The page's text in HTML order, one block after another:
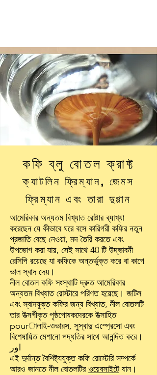
কফি ব্লু বোতল ক্রাফ্ট
ক্যাটলিন ফ্রিম্যান, জেমস
ফ্রিম্যান এবং তারা দুগ্গান
আমেরিকার অন্যতম বিখ্যাত রোষ্টার ব্যাখ্যা
করেছেন যে কীভাবে ঘরে বসে কারিগরী কফির নতুন
প্রজাতি বেছে নেওয়া, মদ তৈরি করতে এবং
উপভোগ করা যায়, সেই সাথে 40 টি উদ্ভাবনী
রেসিপি রয়েছে যা কফিকে অন্তর্ভুক্ত করে বা কাপে
ভাল স্বাদ দেয়।
নীল বোতল কফি সংস্থাটি দ্রুত আমেরিকার
অন্যতম বিখ্যাত রোস্টারে পরিণত হয়েছে। জটিল
এবং স্বাদযুক্ত কফির জন্য বিখ্যাত, নীল বোতলটি
তার উত্সর্গীকৃত পৃষ্ঠপোষকদেরকে উত্সাহিত
pourালাই-ওভারস, সুস্বাদু এস্প্রেসো এবং
বিশেষায়িত মেশানো পদ্ধতির সাথে আনন্দিত করে।
اور
এই দুর্দান্ত বৈশিষ্ট্যযুক্ত কফি রোস্টেরি সম্পর্কে
আরও জানতে নীল বোতলটিরওয়েবসাইটেযান।